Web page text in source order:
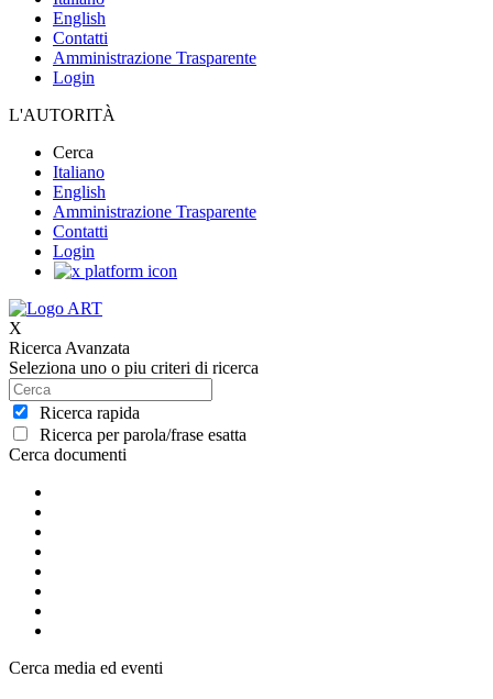
English
Contatti
Amministrazione Trasparente
Login
L'AUTORITÀ
Cerca
Italiano
English
Amministrazione Trasparente
Contatti
Login
X
Ricerca Avanzata
Seleziona uno o piu criteri di ricerca
Ricerca rapida
Ricerca per parola/frase esatta
Cerca documenti
Cerca media ed eventi